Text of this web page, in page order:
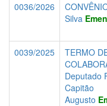
0036/2026
Silva
0039/2025
TERMO
Deputado
Capitão
Augusto